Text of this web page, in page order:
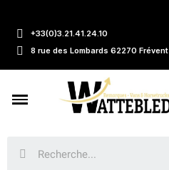
+33(0)3.21.41.24.10
8 rue des Lombards 62270 Frévent